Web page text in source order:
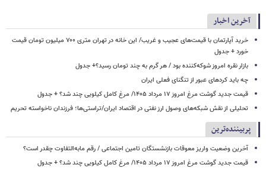
آخرین اخبار
خرید آپارتمان با قیمت‌های عجیب و غریب/ این خانه در تهران متری ۷۰۰ میلیون تومان قیمت
خورد + جدول
بازار نقره امروز شوکه‌کننده بود / هر گرم به چند تومان رسید؟+ جدول
چه باید کردهای عبور از تنگنای فعلی ایران
قیمت جدید گوشت مرغ امروز ۱۷ مرداد ۱۴۰۵/ مرغ کامل کیلویی چند شد؟ + جدول
تحلیلی از نقش شبکه‌های وصول ارز نفتی در اقتصاد ایران/تراستی‌ها؛ فرزندان ناخواسته تحریم
پربیننده‌ترین
آخرین وضعیت واریز معوقات بازنشستگان تامین اجتماعی / رقم مابه‌التفاوت چقدر است؟
قیمت جدید گوشت مرغ امروز ۱۷ مرداد ۱۴۰۵/ مرغ کامل کیلویی چند شد؟ + جدول